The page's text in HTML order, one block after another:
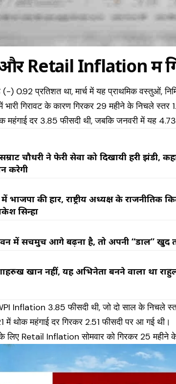
Retail Inflation में
) 0.92 प्रतिशत था, मार्च में यह प्राथमिक वस्तुओं,
गिरावट के कारण गिरकर 29 महीने के निचले स्तर
महंगाई दर 3.85 फीसदी थी, जबकि जनवरी में यह
सम्राट चौधरी ने फेरी सेवा को दिखायी हरी झंडी,
करेगी
भाजपा की हार, राष्ट्रीय अध्यक्ष के राजनीतिक
सिन्हा
में सचमुच आगे बढ़ना है, तो अपनी “डाल” खुद
खान नहीं, यह अभिनेता बनने वाला था
Inflation 3.85 फीसदी थी, जो दो साल के निचले
में थोक महंगाई दर गिरकर 2.51 फीसदी पर आ गई थी।
लिए Retail Inflation सोमवार को गिरकर 25